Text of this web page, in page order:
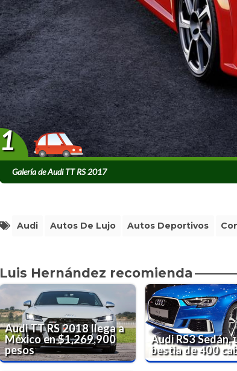
Galería de Audi TT RS 2017
1
Audi Autos De Lujo Autos Deportivos
Luis Hernández recomienda
Audi TT RS 2018 llega a
México en $1,269,900
pesos
Audi RS3 Sedán,
bestia de 400